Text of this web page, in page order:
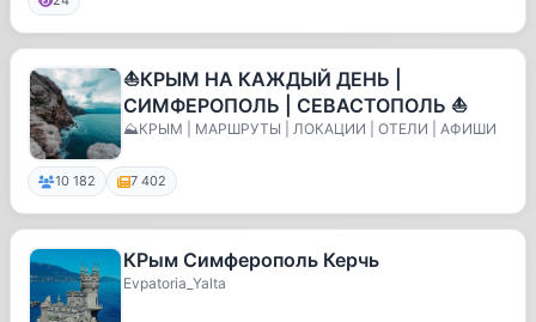
⛵️КРЫМ НА КАЖДЫЙ ДЕНЬ |
СИМФЕРОПОЛЬ | СЕВАСТОПОЛЬ ⛵️
⛰️КРЫМ | МАРШРУТЫ | ЛОКАЦИИ | ОТЕЛИ | АФИШИ
10 182 7 402
КРым Симферополь Керчь
Evpatoria_Yalta